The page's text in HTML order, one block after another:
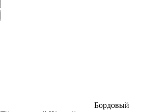
Бордовый